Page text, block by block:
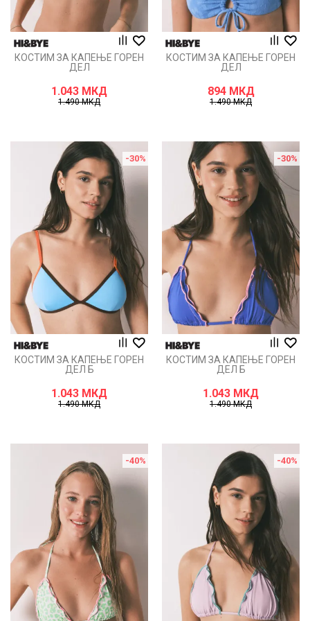
КОСТИМ ЗА КАПЕЊЕ ГОРЕН
ДЕЛ
1.043 МКД
1.490МКД
КОСТИМ ЗА КАПЕЊЕ ГОРЕН
ДЕЛ
894 МКД
1.490МКД
-30%
КОСТИМ ЗА КАПЕЊЕ ГОРЕН
ДЕЛ Б
1.043 МКД
1.490МКД
-30%
КОСТИМ ЗА КАПЕЊЕ ГОРЕН
ДЕЛ Б
1.043 МКД
1.490МКД
-40% -40%